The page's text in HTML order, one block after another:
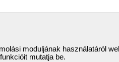
moduljának használatáról
mutatja be.